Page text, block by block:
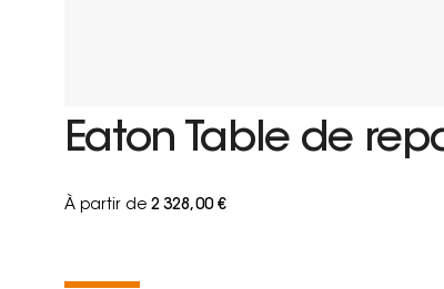
Eaton Table de
À partir de2 328,00 €